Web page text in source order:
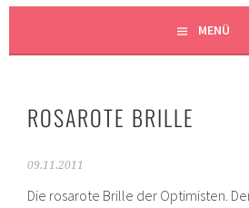
MENÜ
ROSAROTE BRILLE
09.11.2011
Die rosarote Brille der Optimisten.